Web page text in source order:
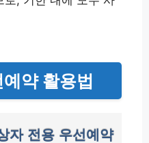
약 활용법
자 전용 우선예약